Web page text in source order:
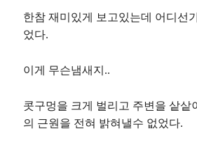
한참 재미있게 보고있는데 어디선
었다.
이게 무슨냄새지..
콧구멍을 크게 벌리고 주변을 샅샅
의 근원을 전혀 밝혀낼수 없었다.